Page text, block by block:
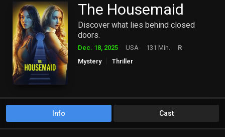
The Housemaid
Discover what lies behind closed
doors.
Dec. 18, 2025 USA 131 Min.
R
Mystery
Thriller
Info Cast